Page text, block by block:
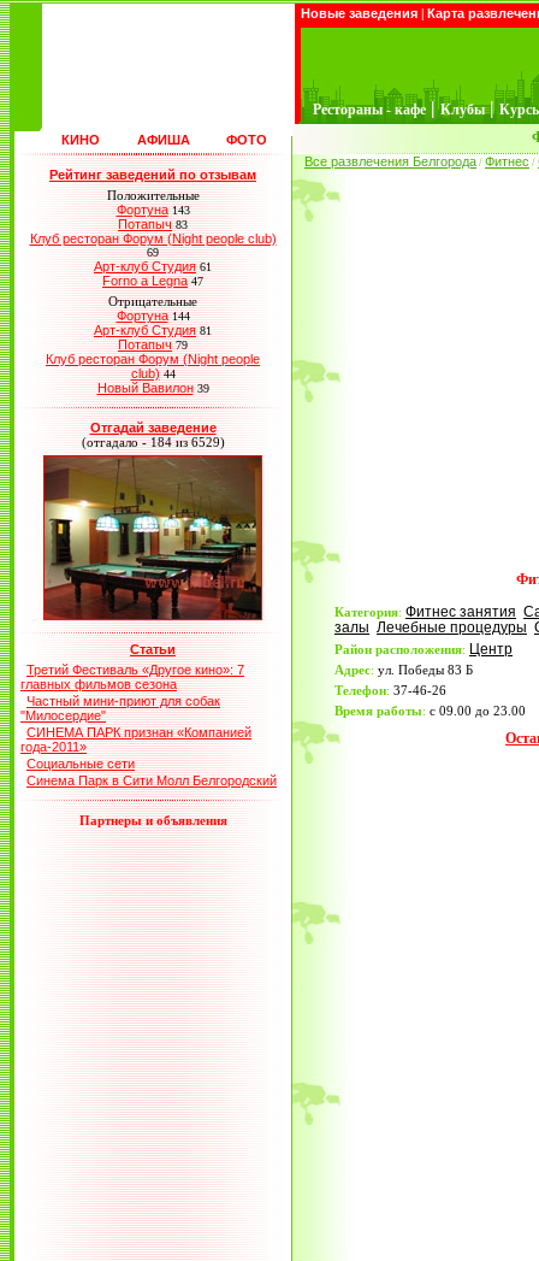
Новые заведения | Карта
Рестораны - кафе | Клубы |
КИНО АФИША ФОТО
Рейтинг заведений по отзывам
Положительные
Фортуна 143
Потапыч 83
Клуб ресторан Форум (Night people club)
69
Арт-клуб Студия 61
Forno a Legna 47
Отрицательные
Фортуна 144
Арт-клуб Студия 81
Потапыч 79
Клуб ресторан Форум (Night people
club) 44
Новый Вавилон 39
Отгадай заведение
(отгадало - 184 из 6529)
Статьи
Третий Фестиваль «Другое кино»: 7
главных фильмов сезона
Частный мини-приют для собак
"Милосердие"
СИНЕМА ПАРК признан «Компанией
года-2011»
Социальные сети
Синема Парк в Сити Молл Белгородский
Партнеры и объявления
Все развлечения Белгорода / Фитнес /
Категория: Фитнес занятия
залы
Лечебные процедуры
Район расположения: Центр
Адрес: ул. Победы 83 Б
Телефон: 37-46-26
Время работы: с 09.00 до 23.00